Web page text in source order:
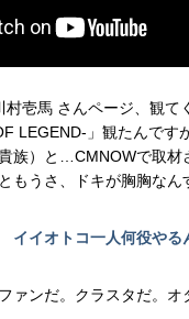
壱馬 さんページ、観て
LEGEND-」観たんで
族）と…CMNOWで取
もうさ、ドキが胸胸なん
イイオトコ一人何役やる
ァンだ。クラスタだ。